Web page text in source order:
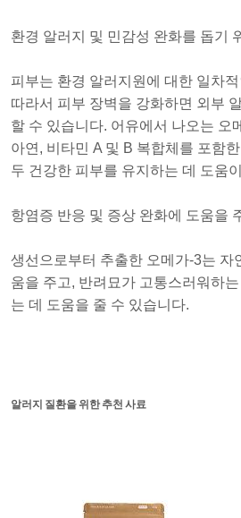
환경 알러지 및 민감성 완화를 돕기
피부는 환경 알러지원에 대한 일차
따라서 피부 장벽을 강화하면 외부
할 수 있습니다. 어유에서 나오는 오
아연, 비타민 A 및 B 복합체를 포함
두 건강한 피부를 유지하는 데 도움
항염증 반응 및 증상 완화에 도움을
생선으로부터 추출한 오메가-3는 자
움을 주고, 반려묘가 고통스러워하
는 데 도움을 줄 수 있습니다.
알러지 질환을 위한 추천 사료